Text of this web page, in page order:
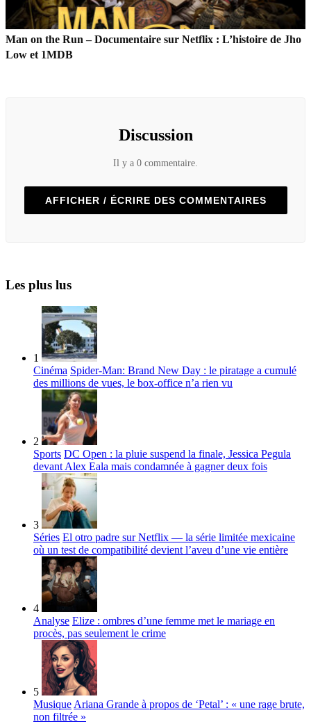
Man on the Run – Documentaire sur Netflix : L’histoire de Jho
Low et 1MDB
Discussion
Il y a 0 commentaire.
AFFICHER / ÉCRIRE DES COMMENTAIRES
Les plus lus
1
Cinéma Spider-Man: Brand New Day : le piratage a cumulé
des millions de vues, le box-office n’a rien vu
2
Sports DC Open : la pluie suspend la finale, Jessica Pegula
devant Alex Eala mais condamnée à gagner deux fois
3
Séries El otro padre sur Netflix — la série limitée mexicaine
où un test de compatibilité devient l’aveu d’une vie entière
4
Analyse Elize : ombres d’une femme met le mariage en
procès, pas seulement le crime
5
Musique Ariana Grande à propos de ‘Petal’ : « une rage brute,
non filtrée »